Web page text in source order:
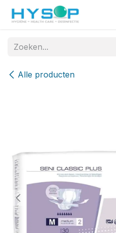
Overslaan naar inhoud
Alle producten